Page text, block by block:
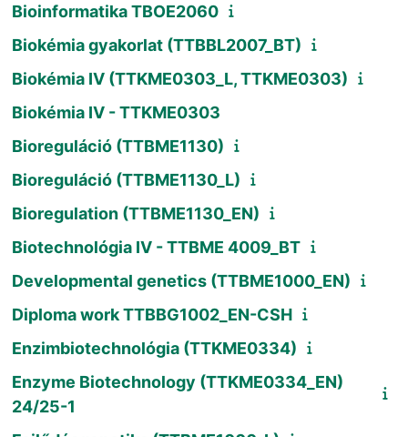
Bioinformatika TBOE2060
Biokémia gyakorlat (TTBBL2007_BT)
Biokémia IV (TTKME0303_L, TTKME0303)
Biokémia IV - TTKME0303
Bioreguláció (TTBME1130)
Bioreguláció (TTBME1130_L)
Bioregulation (TTBME1130_EN)
Biotechnológia IV - TTBME 4009_BT
Developmental genetics (TTBME1000_EN)
Diploma work TTBBG1002_EN-CSH
Enzimbiotechnológia (TTKME0334)
Enzyme Biotechnology (TTKME0334_EN)
24/25-1